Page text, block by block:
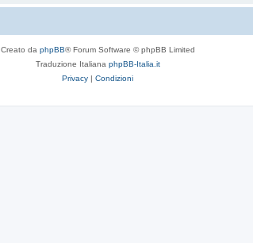
Creato da phpBB® Forum Software © phpBB Limited
Traduzione Italiana phpBB-Italia.it
Privacy | Condizioni